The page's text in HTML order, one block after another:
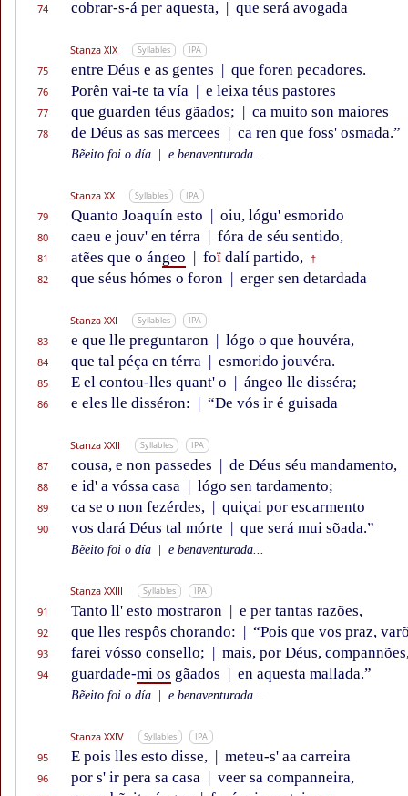
74 cobrar-s-á per aquesta, | que será avogada
Stanza XIX Syllables IPA
75 entre Déus e as gentes | que foren pecadores.
76 Porên vai-te ta vía | e leixa téus pastores
77 que guarden téus gãados; | ca muito son maiores
78 de Déus as sas mercees | ca ren que foss' osmada.”
Bẽeito foi o día e benaventurada...
Stanza XX Syllables IPA
79 Quanto Joaquín esto | oiu, lógu' esmorido
80 caeu e jouv' en térra | fóra de séu sentido,
81 atẽes que o ángeo | foï dalí partido, †
82 que séus hómes o foron | erger sen detardada
Stanza XXI Syllables IPA
83 e que lle preguntaron | lógo o que houvéra,
84 que tal péça en térra | esmorido jouvéra.
85 E el contou-lles quant' o | ángeo lle disséra;
86 e eles lle disséron: | “De vós ir é guisada
Stanza XXII Syllables IPA
87 cousa, e non passedes | de Déus séu mandamento,
88 e id' a vóssa casa | lógo sen tardamento;
89 ca se o non fezérdes, | quiçai por escarmento
90 vos dará Déus tal mórte | que será mui sõada.”
Bẽeito foi o día e benaventurada...
Stanza XXIII Syllables IPA
91 Tanto ll' esto mostraron | e per tantas razões,
92 que lles respôs chorando: | “Pois que vos praz,
93 farei vósso consello; | mais, por Déus,
94 guardade-mi os gãados | en aquesta mallada.”
Bẽeito foi o día e benaventurada...
Stanza XXIV Syllables IPA
95 E pois lles esto disse, | meteu-s' aa carreira
96 por s' ir pera sa casa | veer sa companneira,